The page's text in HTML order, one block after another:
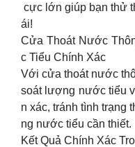
cực lớn giúp bạn thử
ái!
Cửa Thoát Nước
c Tiểu Chính Xác
Với cửa thoát nước
soát lượng nước tiểu
n xác, tránh tình trạng
ng nước tiểu cần thiết.
Kết Quả Chính Xác